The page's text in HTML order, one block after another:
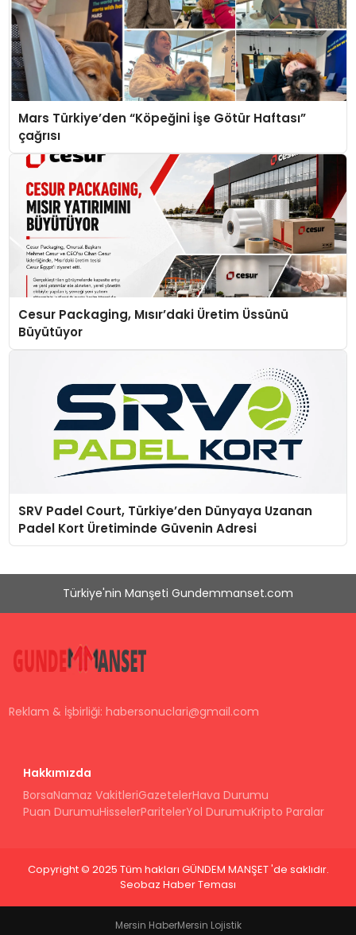
Mars Türkiye’den “Köpeğini İşe Götür Haftası”
çağrısı
Cesur Packaging, Mısır’daki Üretim Üssünü
Büyütüyor
SRV Padel Court, Türkiye’den Dünyaya Uzanan
Padel Kort Üretiminde Güvenin Adresi
Türkiye'nin Manşeti Gundemmanset.com
Reklam & İşbirliği:habersonuclari@gmail.com
Hakkımızda
BorsaNamaz VakitleriGazetelerHava Durumu
Puan DurumuHisselerParitelerYol DurumuKripto Paralar
Copyright © 2025 Tüm hakları GÜNDEM MANŞET 'de saklıdır.
Seobaz Haber Teması
Mersin HaberMersin Lojistik